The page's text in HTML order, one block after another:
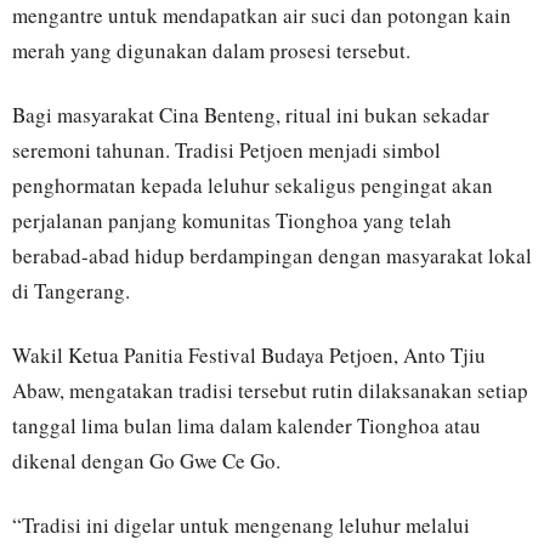
mengantre untuk mendapatkan air suci dan potongan kain
merah yang digunakan dalam prosesi tersebut.
Bagi masyarakat Cina Benteng, ritual ini bukan sekadar
seremoni tahunan. Tradisi Petjoen menjadi simbol
penghormatan kepada leluhur sekaligus pengingat akan
perjalanan panjang komunitas Tionghoa yang telah
berabad-abad hidup berdampingan dengan masyarakat lokal
di Tangerang.
Wakil Ketua Panitia Festival Budaya Petjoen, Anto Tjiu
Abaw, mengatakan tradisi tersebut rutin dilaksanakan setiap
tanggal lima bulan lima dalam kalender Tionghoa atau
dikenal dengan Go Gwe Ce Go.
“Tradisi ini digelar untuk mengenang leluhur melalui